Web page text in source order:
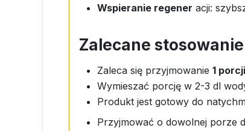
Wspieranie regener acji:
Zalecane stosowanie
Zaleca się przyjmowanie 1
Wymieszać porcję w 2-3 dl
Produkt jest gotowy do
Przyjmować o dowolnej porze